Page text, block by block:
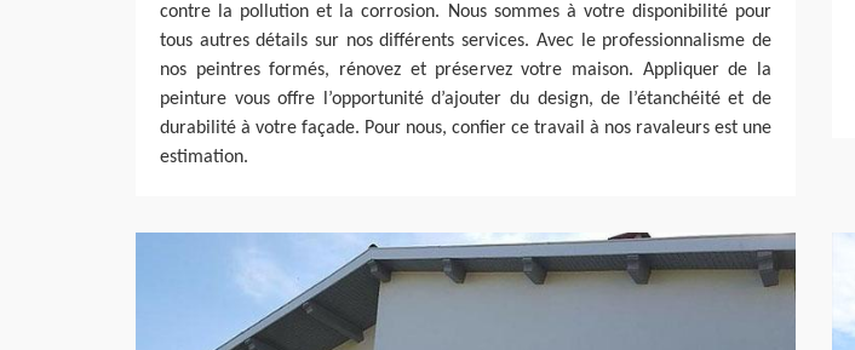
contre la pollution et la corrosion. Nous sommes à votre disponibilité pour
tous autres détails sur nos différents services. Avec le professionnalisme de
nos peintres formés, rénovez et préservez votre maison. Appliquer de la
peinture vous offre l’opportunité d’ajouter du design, de l’étanchéité et de
durabilité à votre façade. Pour nous, confier ce travail à nos ravaleurs est une
estimation.